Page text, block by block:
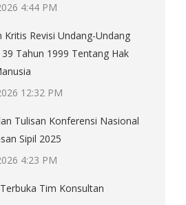
4:44 PM
Kritis Revisi Undang-Undang
Tahun 1999 Tentang Hak
12:32 PM
Tulisan Konferensi Nasional
Sipil 2025
4:23 PM
Tim Konsultan